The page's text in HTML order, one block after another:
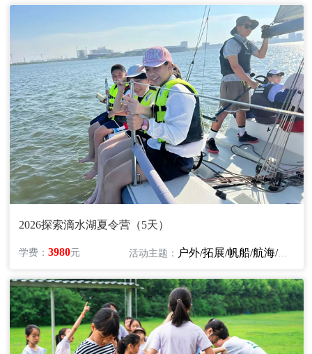
2026探索滴水湖夏令营（5天）
学费：3980元 活动主题： 户外/拓展/帆船/航海/海滨